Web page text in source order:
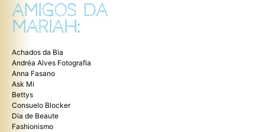
AMIGOS DA
MARIAH:
Achados da Bia
Andréa Alves Fotografia
Anna Fasano
Ask Mi
Bettys
Consuelo Blocker
Dia de Beaute
Fashionismo